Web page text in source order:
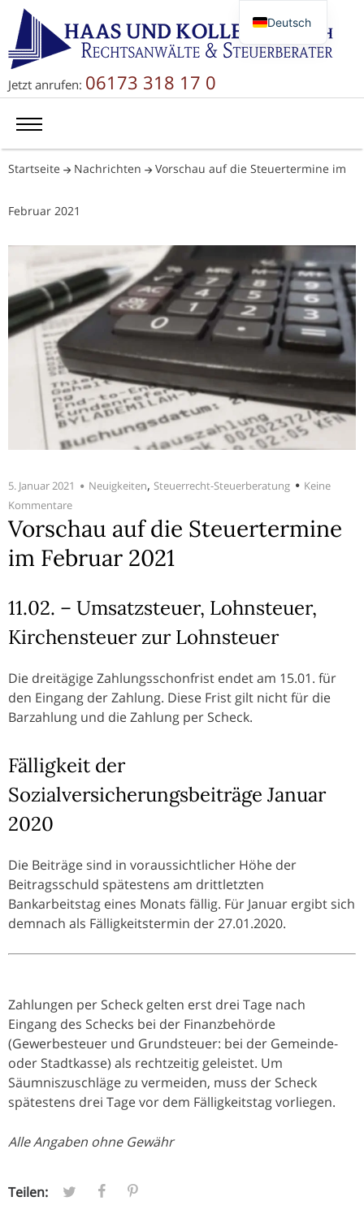
Jetzt anrufen: 06173 318 17 0
Startseite Nachrichten Vorschau auf die Steuertermine im
Februar 2021
5. Januar 2021 Neuigkeiten, Steuerrecht-Steuerberatung
Keine
Kommentare
Vorschau auf die Steuertermine
im Februar 2021
11.02. – Umsatzsteuer, Lohnsteuer,
Kirchensteuer zur Lohnsteuer
Die dreitägige Zahlungsschonfrist endet am 15.01. für
den Eingang der Zahlung. Diese Frist gilt nicht für die
Barzahlung und die Zahlung per Scheck.
Fälligkeit der
Sozialversicherungsbeiträge Januar
2020
Die Beiträge sind in voraussichtlicher Höhe der
Beitragsschuld spätestens am drittletzten
Bankarbeitstag eines Monats fällig. Für Januar ergibt sich
demnach als Fälligkeitstermin der 27.01.2020.
Zahlungen per Scheck gelten erst drei Tage nach
Eingang des Schecks bei der Finanzbehörde
(Gewerbesteuer und Grundsteuer: bei der Gemeinde-
oder Stadtkasse) als rechtzeitig geleistet. Um
Säumniszuschläge zu vermeiden, muss der Scheck
spätestens drei Tage vor dem Fälligkeitstag vorliegen.
Alle Angaben ohne Gewähr
Teilen:
Deutsch
English
简体中文